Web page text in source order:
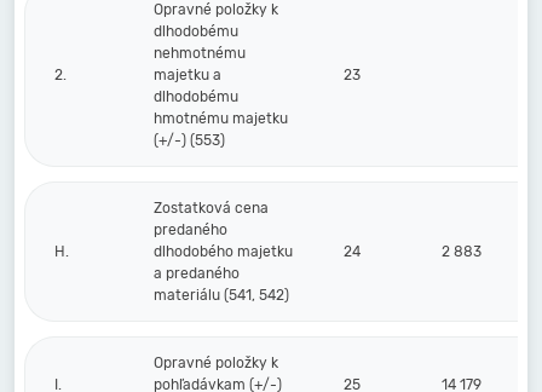
2.
Opravné položky k
dlhodobému
nehmotnému
majetku a
dlhodobému
hmotnému majetku
(+/-) (553)
23
H.
Zostatková cena
predaného
dlhodobého majetku
a predaného
materiálu (541, 542)
24 2 883
I.
Opravné položky k
pohľadávkam (+/-)
25 14 179